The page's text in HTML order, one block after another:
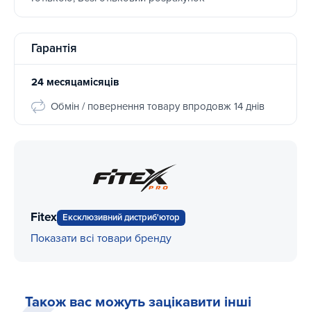
Гарантія
24 месяцамісяців
Обмін / повернення товару впродовж 14 днів
Fitex Ексклюзивний дистриб'ютор
Показати всі товари бренду
Також вас можуть зацікавити інші